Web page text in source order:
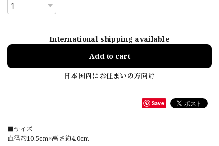
International shipping available
Add to cart
日本国内にお住まいの方向け
Save
■サイズ
直径約10.5cm×高さ約4.0cm